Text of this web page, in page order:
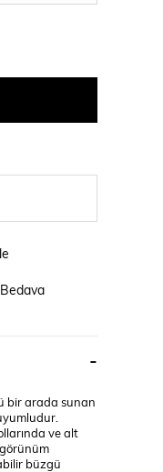
bir arada sunan
ve alt
büzgü